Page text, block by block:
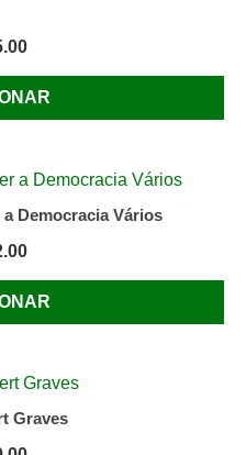
Democracia Vários
Graves